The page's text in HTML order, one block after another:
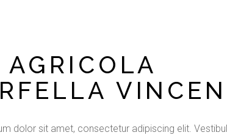
AGRICOLA
dolor sit amet, consectetur adipiscing elit.